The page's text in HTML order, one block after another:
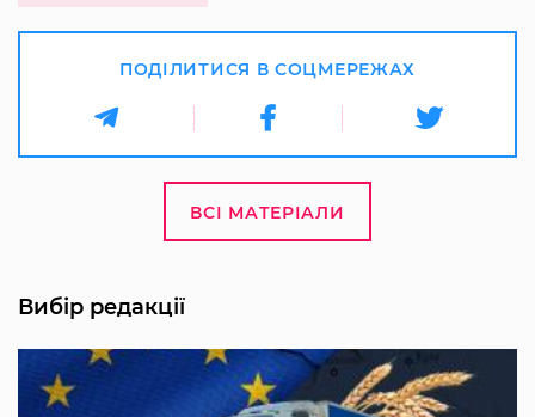
ПОДІЛИТИСЯ В СОЦМЕРЕЖАХ
ВСІ МАТЕРІАЛИ
Вибір редакції